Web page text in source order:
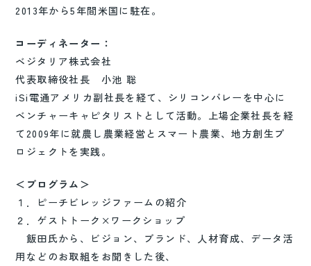
2013年から5年間米国に駐在。
コーディネーター：
ベジタリア株式会社
代表取締役社長 小池 聡
iSi電通アメリカ副社長を経て、シリコンバレーを中心に
ベンチャーキャピタリストとして活動。上場企業社長を経
て2009年に就農し農業経営とスマート農業、地方創生プ
ロジェクトを実践。
＜プログラム＞
１．ピーチビレッジファームの紹介
２．ゲストトーク×ワークショップ
飯田氏から、ビジョン、ブランド、人材育成、データ活
用などのお取組をお聞きした後、